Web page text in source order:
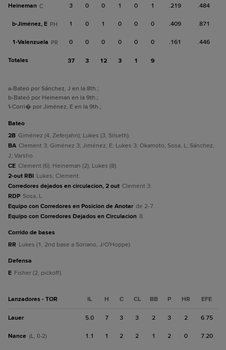
Heineman C 3 0 0 1 0 1 .219 .484
b-Jiménez, E PH 1 0 1 0 0 0 .409 .871
1-Valenzuela PR 0 0 0 0 0 0 .161 .446
Totales 37 3 12 3 1 9
a-Bateó por Sánchez, J en la 8th.;
b-Bateó por Heineman en la 9th.;
1-Corri� por Jiménez, E en la 9th.;
bateo
2B Giménez (4, Zeferjahn); Lukes (3, Silseth).
BA Clement 3; Giménez 3; Jiménez, E; Lukes 3; Okamoto; Sosa, L; Sánchez,
J; Varsho.
CE Clement (6); Heineman (2); Lukes (8).
2-out RBI Lukes; Clement.
Corredores dejados en circulacion, 2 out Clement 3.
RDP Sosa, L.
Equipo con Corredores en Posicion de Anotar de 2-7.
Equipo con Corredores Dejados en Circulacion 8.
corrido de bases
RR Lukes (1, 2nd base a Soriano, J/O'Hoppe).
defensa
E Fisher (2, pickoff).
Lanzadores - TOR IL H C CL BB P HR EFE
Lauer 5.0 7 3 3 2 3 2 6.75
Nance (L, 0-2) 1.1 1 2 2 1 2 0 7.20